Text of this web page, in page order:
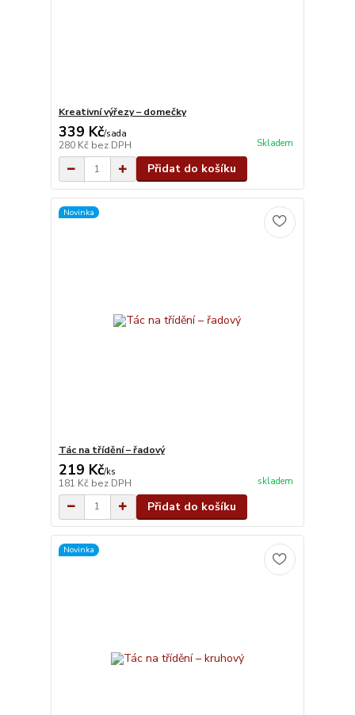
Kreativní výřezy – domečky
339 Kč/sada
280 Kč bez DPH Skladem
Přidat do košíku
Novinka
Tác na třídění – řadový
219 Kč/ks
181 Kč bez DPH skladem
Přidat do košíku
Novinka